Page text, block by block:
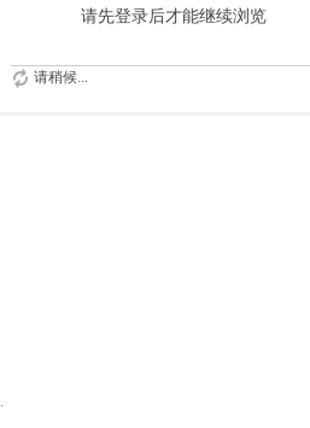
索
请先登录后才能继续浏览
请稍候...